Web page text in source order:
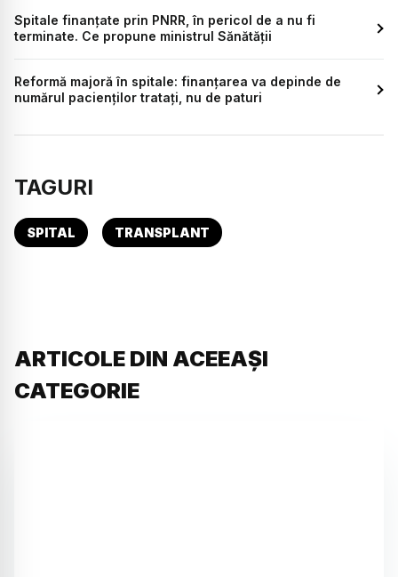
Spitale finanțate prin PNRR, în pericol de a nu fi
terminate. Ce propune ministrul Sănătății
Reformă majoră în spitale: finanțarea va depinde de
numărul pacienților tratați, nu de paturi
TAGURI
SPITAL TRANSPLANT
ARTICOLE DIN ACEEAȘI
CATEGORIE